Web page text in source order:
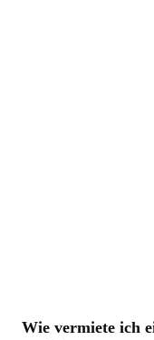
Wie vermiete ich